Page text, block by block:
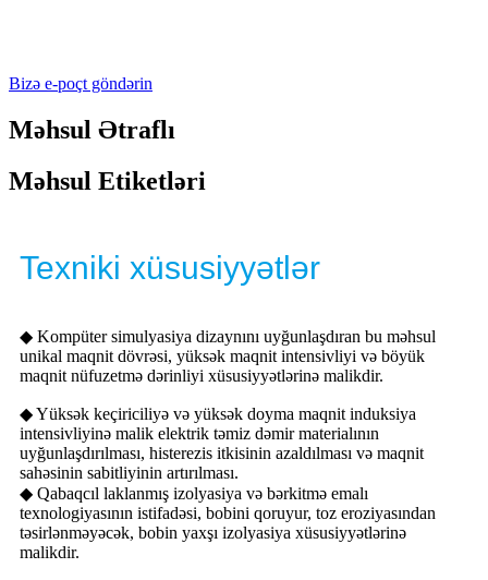
Bizə e-poçt göndərin
Məhsul Ətraflı
Məhsul Etiketləri
Texniki xüsusiyyətlər
◆ Kompüter simulyasiya dizaynını uyğunlaşdıran bu məhsul
unikal maqnit dövrəsi, yüksək maqnit intensivliyi və böyük
maqnit nüfuzetmə dərinliyi xüsusiyyətlərinə malikdir.
◆ Yüksək keçiriciliyə və yüksək doyma maqnit induksiya
intensivliyinə malik elektrik təmiz dəmir materialının
uyğunlaşdırılması, histerezis itkisinin azaldılması və maqnit
sahəsinin sabitliyinin artırılması.
◆ Qabaqcıl laklanmış izolyasiya və bərkitmə emalı
texnologiyasının istifadəsi, bobini qoruyur, toz eroziyasından
təsirlənməyəcək, bobin yaxşı izolyasiya xüsusiyyətlərinə
malikdir.